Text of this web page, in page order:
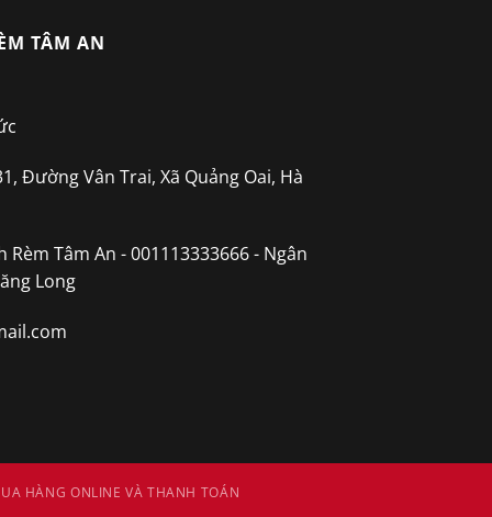
TÂM AN
Đường Vân Trai, Xã Quảng Oai, Hà
Rèm Tâm An - 001113333666 - Ngân
Long
HÀNG ONLINE VÀ THANH TOÁN